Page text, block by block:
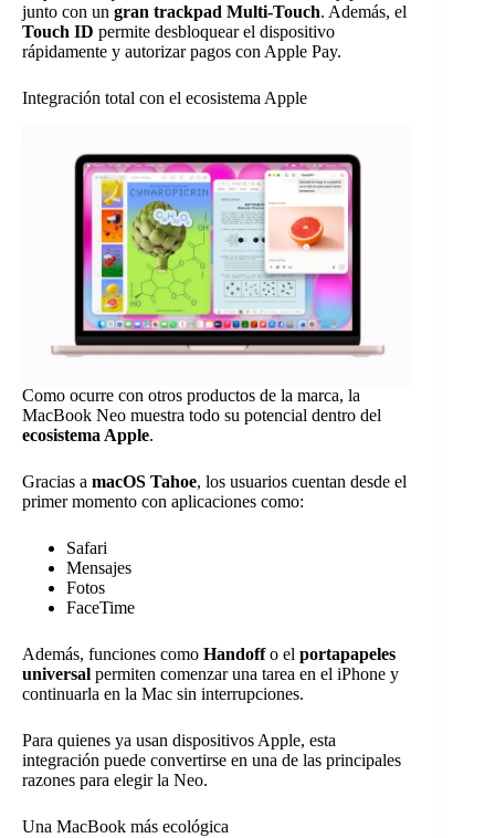
junto con un gran trackpad Multi-Touch. Además, el
Touch ID permite desbloquear el dispositivo
rápidamente y autorizar pagos con Apple Pay.
Integración total con el ecosistema Apple
Como ocurre con otros productos de la marca, la
MacBook Neo muestra todo su potencial dentro del
ecosistema Apple.
Gracias a macOS Tahoe, los usuarios cuentan desde el
primer momento con aplicaciones como:
Safari
Mensajes
Fotos
FaceTime
Además, funciones como Handoffo el portapapeles
universal permiten comenzar una tarea en el iPhone y
continuarla en la Mac sin interrupciones.
Para quienes ya usan dispositivos Apple, esta
integración puede convertirse en una de las principales
razones para elegir la Neo.
Una MacBook más ecológica